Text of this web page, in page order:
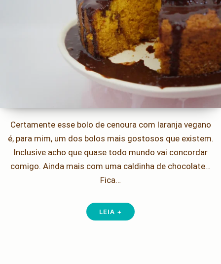
Certamente esse bolo de cenoura com laranja vegano
é, para mim, um dos bolos mais gostosos que existem.
Inclusive acho que quase todo mundo vai concordar
comigo. Ainda mais com uma caldinha de chocolate…
Fica…
LEIA +